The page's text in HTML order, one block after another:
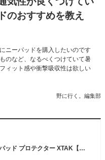
のおすすめを教え
ニーパッドを購入したいのです
のなど、なるべくつけていて暑
ィット感や衝撃吸収性は欲しい
野に行く。編集部
ハッチ/HATCH X型 タクティカル ニーパッド プロテクター XTAK【正規品】 (黒)